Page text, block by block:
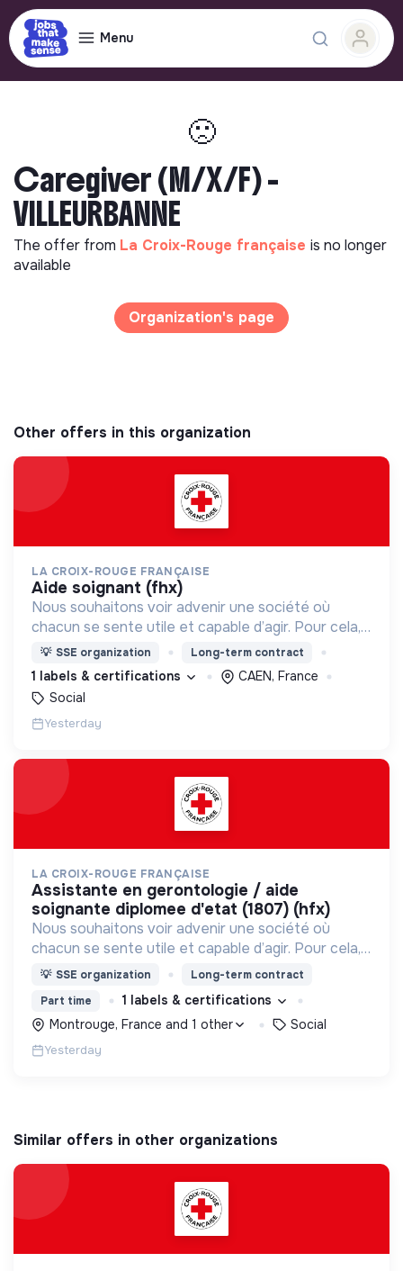
Menu
🙁
Caregiver (M/X/F) -
VILLEURBANNE
The offer from La Croix-Rouge française is no longer
available
Organization's page
Other offers in this organization
LA CROIX-ROUGE FRANÇAISE
aide soignant (fhx)
Nous souhaitons voir advenir une société où
chacun se sente utile et capable d’agir. Pour cela,
nous proposons des moyens et des lieux
d’engagement innovants et adaptés à tous.
💡 SSE organization Long-term contract
1 labels & certifications
CAEN, France
Social
Yesterday
LA CROIX-ROUGE FRANÇAISE
assistante en gerontologie / aide
soignante diplomee d'etat (1807) (hfx)
Nous souhaitons voir advenir une société où
chacun se sente utile et capable d’agir. Pour cela,
nous proposons des moyens et des lieux
d’engagement innovants et adaptés à tous.
💡 SSE organization
Long-term contract
Part time
1 labels & certifications
Montrouge, France and 1 other
Social
Yesterday
Similar offers in other organizations